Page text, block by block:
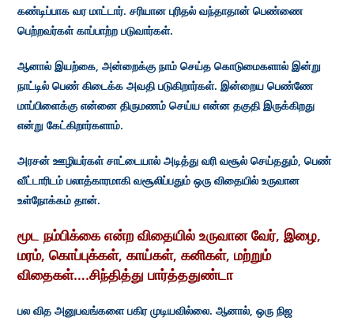
கண்டிப்பாக வர மாட்டார். சரியான புரிதல் வந்தாதான் பெண்ணை
பெற்றவர்கள் காப்பாற்ற படுவார்கள்.
ஆனால் இயற்கை, அன்றைக்கு நாம் செய்த கொடுமைகளால் இன்று
நாட்டில் பெண் கிடைக்க அவதி படுகிறார்கள். இன்றைய பெண்ணே
மாப்பிளைக்கு என்னை திருமணம் செய்ய என்ன தகுதி இருக்கிறது
என்று கேட்கிறார்களாம்.
அரசன் ஊழியர்கள் சாட்டையால் அடித்து வரி வசூல் செய்ததும், பெண்
வீட்டாரிடம் பலாத்காரமாகி வசூலிப்பதும் ஒரு விதையில் உருவான
உள்நோக்கம் தான்.
மூட நம்பிக்கை என்ற விதையில் உருவான வேர், இழை,
மரம், கொப்புக்கள், காய்கள், கனிகள், மற்றும்
விதைகள்….சிந்தித்து பார்த்ததுண்டா
பல வித அனுபவங்களை பகிர முடியவில்லை. ஆனால், ஒரு நிஜ